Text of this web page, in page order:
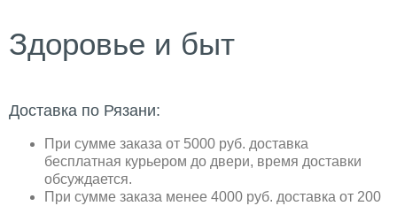
Здоровье и быт
Доставка по Рязани:
При сумме заказа от 5000 руб. доставка
бесплатная курьером до двери, время доставки
обсуждается.
При сумме заказа менее 4000 руб. доставка от 200